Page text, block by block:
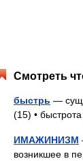
Смотреть
быстрь —
(15) •
ИМАЖИНИЗМ
возникшее в